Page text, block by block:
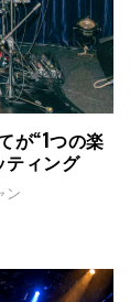
が“1つの楽
ティング
ン